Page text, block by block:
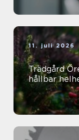
11. juli 2026
Trädgård Örebro från
hållbar